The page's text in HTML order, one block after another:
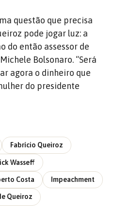
questão que precisa
pode jogar luz: a
do então assessor de
Bolsonaro. “Será
agora o dinheiro que
do presidente
Fabrício Queiroz
Wasseff
Costa Impeachment
Queiroz